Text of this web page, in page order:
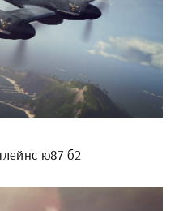
ю87 б2